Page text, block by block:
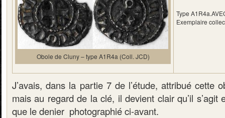
Obole de Cluny – type A1R4a (Coll. JCD)
Type
Exemplaire
J’avais, dans la partie 7 de l’étude, attribué cette
mais au regard de la clé, il devient clair qu’il s’agit
que le denier photographié ci-avant.